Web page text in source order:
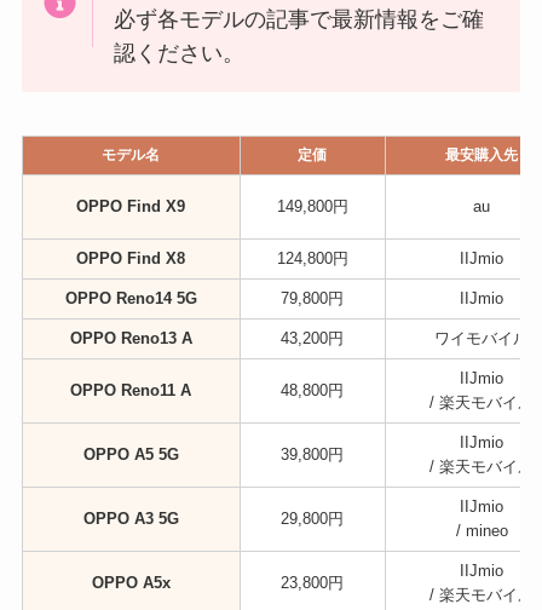
必ず各モデルの記事で最新情報をご確
認ください。
モデル名 定価 最安購入先
OPPO Find X9 149,800円 au
OPPO Find X8 124,800円 IIJmio
OPPO Reno14 5G 79,800円 IIJmio
OPPO Reno13 A 43,200円 ワイモバイル
OPPO Reno11 A 48,800円
IIJmio
/ 楽天モバイル
OPPO A5 5G 39,800円
IIJmio
/ 楽天モバイル
OPPO A3 5G 29,800円
IIJmio
/ mineo
OPPO A5x 23,800円
IIJmio
/ 楽天モバイル